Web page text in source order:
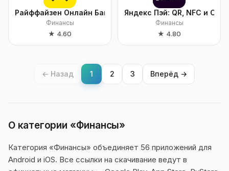
Райффайзен Онлайн Банк Россия
Финансы
★ 4.60
Яндекс Пэй: QR, NFC и
Финансы
★ 4.80
← Назад 1 2 3 Вперёд →
О категории «Финансы»
Категория «Финансы» объединяет 56 приложений для
Android и iOS. Все ссылки на скачивание ведут в